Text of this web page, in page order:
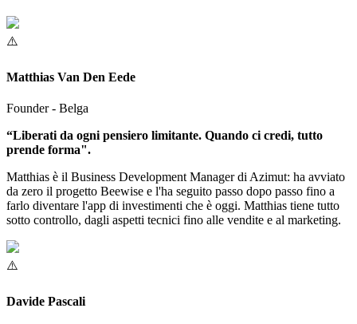
Matthias Van Den Eede
Founder - Belga
“Liberati da ogni pensiero limitante. Quando ci credi, tutto
prende forma".
Matthias è il Business Development Manager di Azimut: ha avviato
da zero il progetto Beewise e l'ha seguito passo dopo passo fino a
farlo diventare l'app di investimenti che è oggi. Matthias tiene tutto
sotto controllo, dagli aspetti tecnici fino alle vendite e al marketing.
Davide Pascali